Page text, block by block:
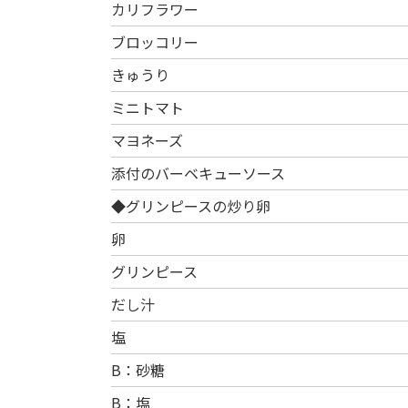
カリフラワー
ブロッコリー
きゅうり
ミニトマト
マヨネーズ
添付のバーベキューソース
◆グリンピースの炒り卵
卵
グリンピース
だし汁
塩
B：砂糖
B：塩